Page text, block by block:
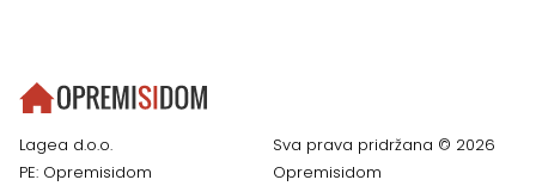
Lagea d.o.o.
PE: Opremisidom
Sva prava pridržana © 2026
Opremisidom